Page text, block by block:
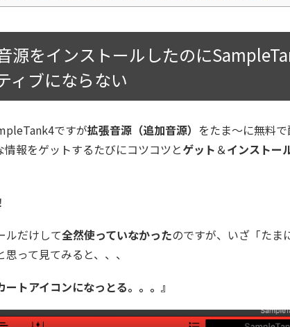
源をインストールしたのに
ィブにならない
ですが拡張音源（追加音源） をたま〜に無料
情報をゲットするたびにコツコツとゲット ＆インストー
ルだけして全然使っていなかったのですが、いざ「たま
思って見てみると、、、
ートアイコンになっとる。。。』